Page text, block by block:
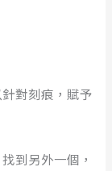
對刻痕，賦予
到另外一個，